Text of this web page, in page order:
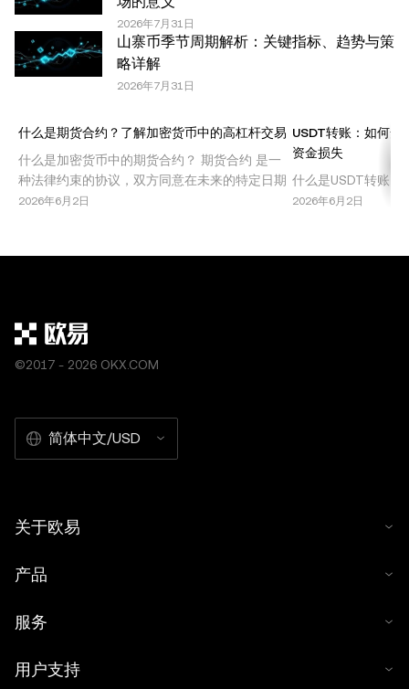
任何复制或分发亦必须突出说明：“本文版权所有 © 2025
OKX，经许可使用。”允许的摘录必须引用文章名称并包含
出处，例如“文章名称，[作者姓名 (如适用)]，© 2025
OKX”。部分内容可能由人工智能（AI）工具生成或辅助生
2026年7月31日
山寨币季节周期解析：关键指标、趋势与策
略详解
2026年7月31日
什么是期货合约？了解加密货币中的高杠杆交易
什么是加密货币中的期货合约？ 期货合约 是一
种法律约束的协议，双方同意在未来的特定日期
以预定价格买入或卖出某种资产。在加密货币市
格波动。这种交易机制因其高回报潜力，尤其是
2026年6月2日
USDT转账：如何
资金损失
什么是USDT转账？
货币市场中最广泛
账指的是在钱包、
2026年6月2日
©2017 - 2026 OKX.COM
简体中文/USD
关于欧易
产品
服务
用户支持